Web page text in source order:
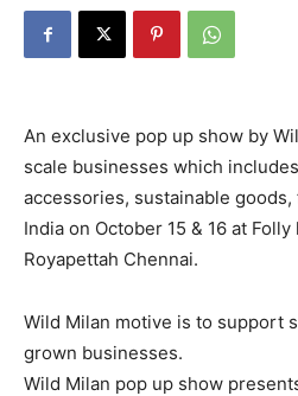
An exclusive pop up show by
scale businesses which
accessories, sustainable
India on October 15 & 16 at
Royapettah Chennai.
Wild Milan motive is to support
grown businesses.
Wild Milan pop up show